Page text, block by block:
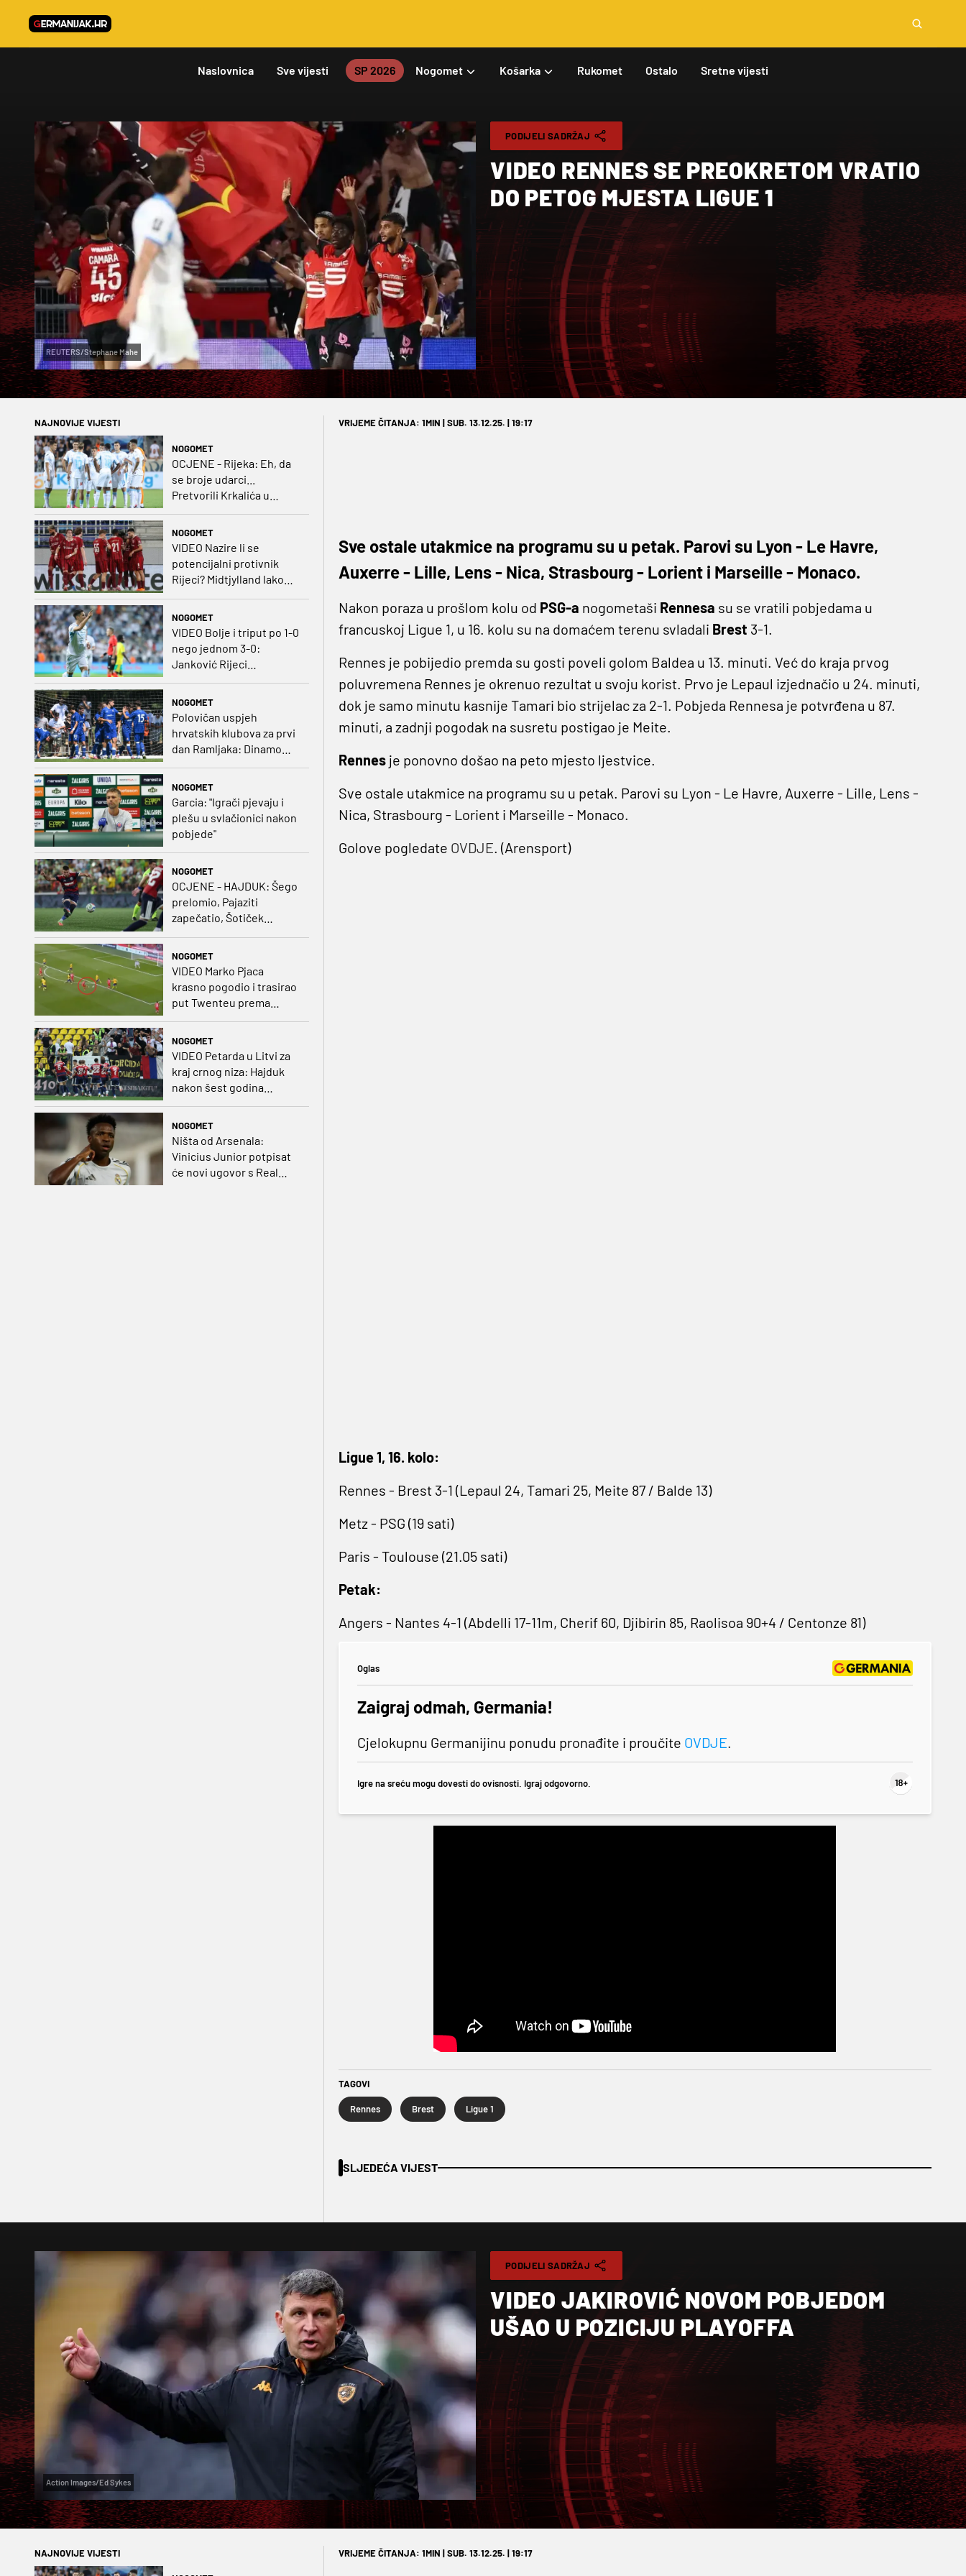
Naslovnica Sve vijesti SP 2026 Nogomet Košarka Rukomet Ostalo Sretne vijesti
REUTERS/Stephane Mahe
PODIJELI SADRŽAJ
VIDEO RENNES SE PREOKRETOM VRATIO
DO PETOG MJESTA LIGUE 1
NAJNOVIJE VIJESTI
NOGOMET
OCJENE - Rijeka: Eh, da
se broje udarci...
Pretvorili Krkalića u
NOGOMET
VIDEO Nazire li se
potencijalni protivnik
Rijeci? Midtjylland lako
NOGOMET
VIDEO Bolje i triput po 1-0
nego jednom 3-0:
Janković Rijeci
projektilom donio slavlje
protivnika
NOGOMET
Polovičan uspjeh
hrvatskih klubova za prvi
dan Ramljaka: Dinamo
poražen od Juventusa,
NOGOMET
Garcia: "Igrači pjevaju i
plešu u svlačionici nakon
pobjede"
NOGOMET
OCJENE - HAJDUK: Šego
prelomio, Pajaziti
zapečatio, Šotiček
NOGOMET
VIDEO Marko Pjaca
krasno pogodio i trasirao
put Twenteu prema
važnoj pobjedi
NOGOMET
VIDEO Petarda u Litvi za
kraj crnog niza: Hajduk
nakon šest godina
NOGOMET
Ništa od Arsenala:
Vinicius Junior potpisat
će novi ugovor s Real
VRIJEME ČITANJA: 1MIN | SUB. 13.12.25. | 19:17
Sve ostale utakmice na programu su u petak. Parovi su Lyon - Le Havre,
Auxerre - Lille, Lens - Nica, Strasbourg - Lorient i Marseille - Monaco.
Nakon poraza u prošlom kolu od PSG-a nogometaši Rennesa su se vratili pobjedama u
francuskoj Ligue 1, u 16. kolu su na domaćem terenu svladali Brest 3-1.
Rennes je pobijedio premda su gosti poveli golom Baldea u 13. minuti. Već do kraja prvog
poluvremena Rennes je okrenuo rezultat u svoju korist. Prvo je Lepaul izjednačio u 24. minuti,
dok je samo minutu kasnije Tamari bio strijelac za 2-1. Pobjeda Rennesa je potvrđena u 87.
minuti, a zadnji pogodak na susretu postigao je Meite.
Rennes je ponovno došao na peto mjesto ljestvice.
Sve ostale utakmice na programu su u petak. Parovi su Lyon - Le Havre, Auxerre - Lille, Lens -
Nica, Strasbourg - Lorient i Marseille - Monaco.
Golove pogledate OVDJE. (Arensport)
Ligue 1, 16. kolo:
Rennes - Brest 3-1 (Lepaul 24, Tamari 25, Meite 87 / Balde 13)
Metz - PSG (19 sati)
Paris - Toulouse (21.05 sati)
Petak:
Angers - Nantes 4-1 (Abdelli 17-11m, Cherif 60, Djibirin 85, Raolisoa 90+4 / Centonze 81)
Oglas
Zaigraj odmah, Germania!
Cjelokupnu Germanijinu ponudu pronađite i proučite OVDJE.
Igre na sreću mogu dovesti do ovisnosti. Igraj odgovorno.
TAGOVI
Rennes Brest Ligue 1
SLJEDEĆA VIJEST
Action Images/Ed Sykes
PODIJELI SADRŽAJ
VIDEO JAKIROVIĆ NOVOM POBJEDOM
UŠAO U POZICIJU PLAYOFFA
NAJNOVIJE VIJESTI VRIJEME ČITANJA: 1MIN | SUB. 13.12.25. | 19:17